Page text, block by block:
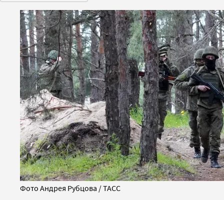
Фото Андрея Рубцова / ТАСС